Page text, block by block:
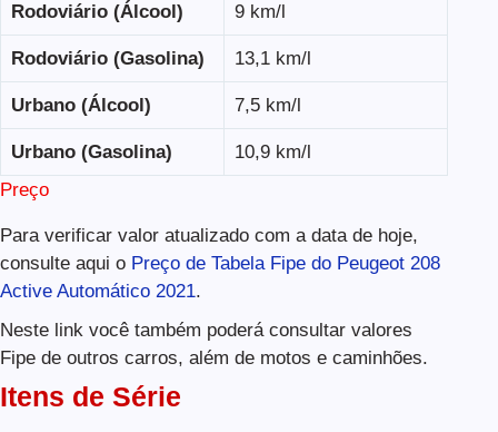
Rodoviário (Álcool) 9 km/l
Rodoviário (Gasolina) 13,1 km/l
Urbano (Álcool) 7,5 km/l
Urbano (Gasolina)
10,9 km/l
Preço
Para verificar valor atualizado com a data de hoje,
consulte aqui o Preço de Tabela Fipe do Peugeot 208
Active Automático 2021.
Neste link você também poderá consultar valores
Fipe de outros carros, além de motos e caminhões.
Itens de Série